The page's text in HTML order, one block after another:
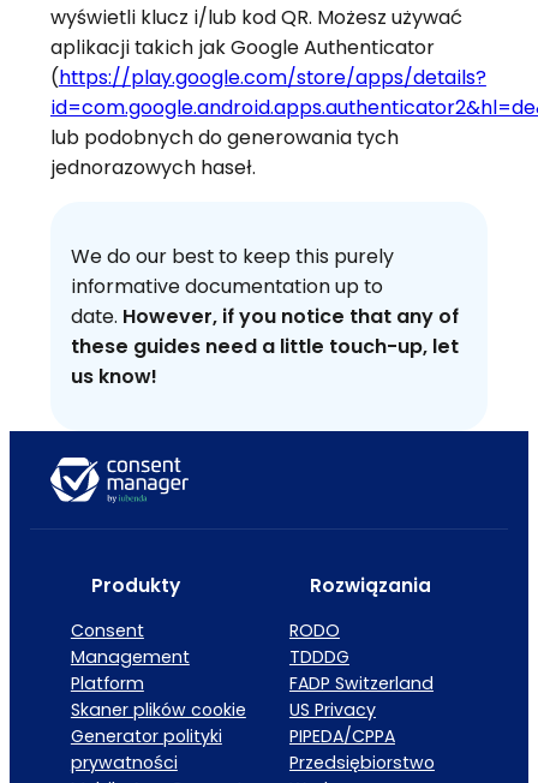
wyświetli klucz i/lub kod QR. Możesz używać
aplikacji takich jak Google Authenticator
(https://play.google.com/store/apps/details?
lub podobnych do generowania tych
jednorazowych haseł.
We do our best to keep this purely
informative documentation up to
date. However, if you notice that any of
these guides need a little touch-up, let
us know!
Produkty
Consent
Management
Platform
Skaner plików cookie
Generator polityki
prywatności
Rozwiązania
RODO
TDDDG
FADP Switzerland
US Privacy
PIPEDA/CPPA
Przedsiębiorstwo